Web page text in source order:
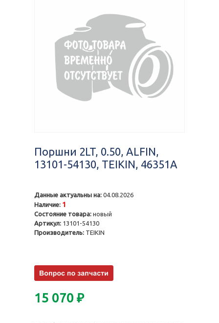
Поршни 2LT, 0.50, ALFIN,
13101-54130, TEIKIN, 46351A
Данные актуальны на: 04.08.2026
Наличие: 1
Состояние товара: новый
Артикул: 13101-54130
Производитель: TEIKIN
15 070 ₽